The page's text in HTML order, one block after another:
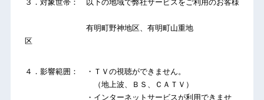
３．対象世帯： 以下の地域で弊社サービスをご利用のお客様
有明町野神地区、有明町山重地
区
４．影響範囲： ・ＴＶの視聴ができません。
（地上波、ＢＳ、ＣＡＴＶ）
・インターネットサービスが利用できませ